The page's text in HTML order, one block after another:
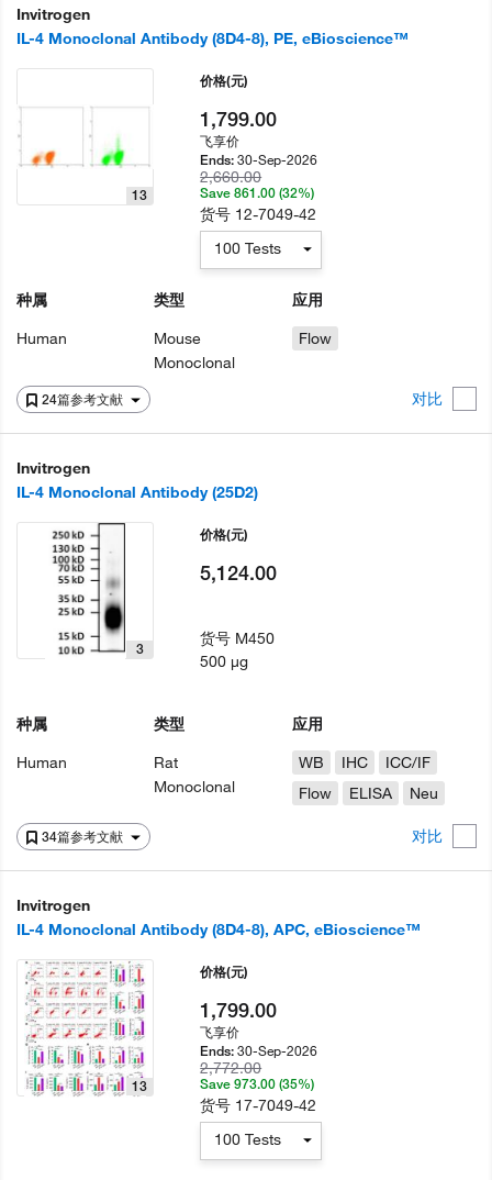
Invitrogen
IL-4 Monoclonal Antibody (8D4-8), PE, eBioscience™
24篇参考文献 对比
13
种属
Human
类型
Mouse
Monoclonal
应用
Flow
价格(元)
1,799.00
飞享价
Ends:30-Sep-2026
2,660.00
Save 861.00 (32%)
货号 12-7049-42
100 Tests
Invitrogen
IL-4 Monoclonal Antibody (25D2)
34篇参考文献 对比
3
种属
Human
类型
Rat
Monoclonal
应用
WB
IHC
ICC/IF
Flow
ELISA Neu
价格(元)
5,124.00
货号 M450
500 µg
Invitrogen
IL-4 Monoclonal Antibody (8D4-8), APC, eBioscience™
13
价格(元)
1,799.00
飞享价
Ends:30-Sep-2026
2,772.00
Save 973.00 (35%)
货号 17-7049-42
100 Tests